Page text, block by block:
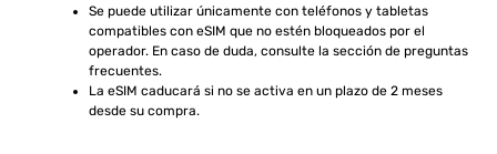
Se puede utilizar únicamente con teléfonos y tabletas
compatibles con eSIM que no estén bloqueados por el
operador. En caso de duda, consulte la sección de preguntas
frecuentes.
La eSIM caducará si no se activa en un plazo de 2 meses
desde su compra.